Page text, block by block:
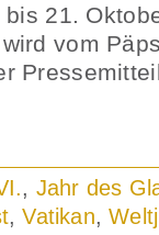
bis 21.
vom
, Jahr des
,Vatikan,